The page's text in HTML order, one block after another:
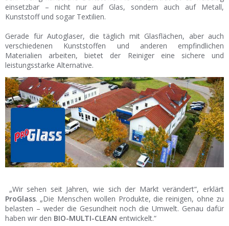
einsetzbar – nicht nur auf Glas, sondern auch auf Metall,
Kunststoff und sogar Textilien.
Gerade für Autoglaser, die täglich mit Glasflächen, aber auch
verschiedenen Kunststoffen und anderen empfindlichen
Materialien arbeiten, bietet der Reiniger eine sichere und
leistungsstarke Alternative.
„Wir sehen seit Jahren, wie sich der Markt verändert“, erklärt
ProGlass. „Die Menschen wollen Produkte, die reinigen, ohne zu
belasten – weder die Gesundheit noch die Umwelt. Genau dafür
haben wir den BIO-MULTI-CLEAN entwickelt.“